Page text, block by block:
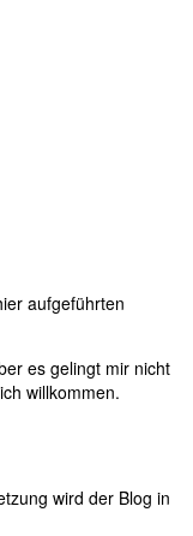
aufgeführten
es gelingt mir nicht
willkommen.
wird der Blog in